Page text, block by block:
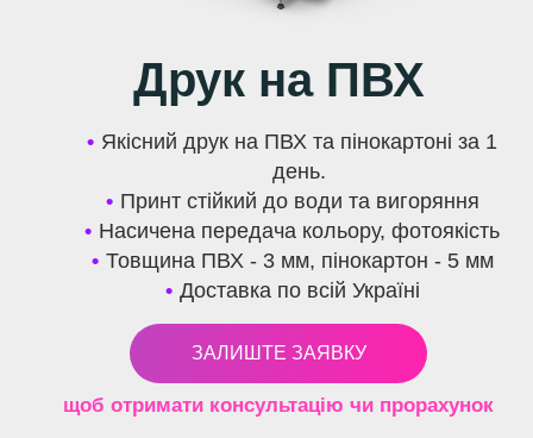
Друк на ПВХ
Якісний друк на ПВХ та пінокартоні за 1
день.
Принт стійкий до води та вигоряння
Насичена передача кольору, фотоякість
Товщина ПВХ - 3 мм, пінокартон - 5 мм
Доставка по всій Україні
ЗАЛИШТЕ ЗАЯВКУ
щоб отримати консультацію чи прорахунок